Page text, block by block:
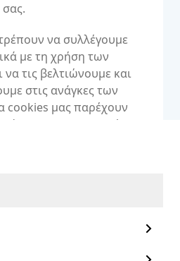
να συλλέγουμε
με τη χρήση των
τις βελτιώνουμε και
στις ανάγκες των
cookies μας παρέχουν
με την προσωπική
του ιστότοπου,
υποβολή νέων